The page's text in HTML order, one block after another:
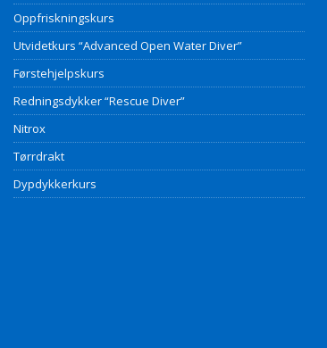
Oppfriskningskurs
Utvidetkurs “Advanced Open Water Diver”
Førstehjelpskurs
Redningsdykker “Rescue Diver”
Nitrox
Tørrdrakt
Dypdykkerkurs